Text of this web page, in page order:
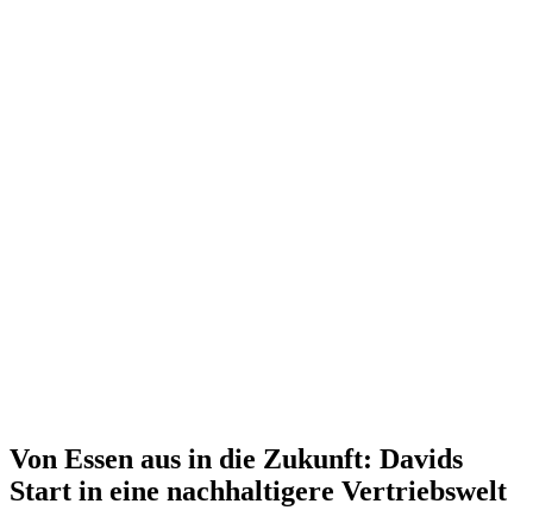
Von Essen aus in die Zukunft: Davids
Start in eine nachhaltigere Vertriebswelt